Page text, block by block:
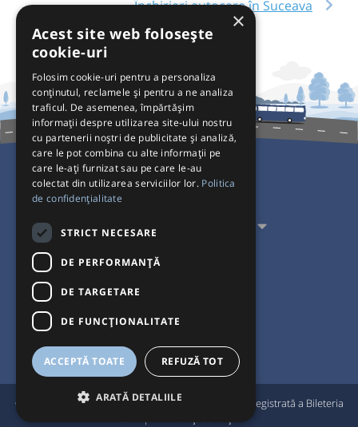
Închirieri autocare în Suceava
Pentru Călători
Pentru Transportatori
Interacționăm
Acceptăm plăți cu
© Bileteria 2004-2026 | Autogari.RO®
este marcă înregistrată a Bileteria
×
Acest site web folosește
cookie-uri
Folosim cookie-uri pentru a personaliza
conținutul, reclamele și pentru a ne analiza
traficul. De asemenea, împărtășim
informații despre utilizarea site-ului nostru
cu partenerii noștri de publicitate și analiză,
care le pot combina cu alte informații pe
care le-ați furnizat sau pe care le-au
colectat din utilizarea serviciilor lor. Politica
de confidențialitate
STRICT NECESARE
DE PERFORMANȚĂ
DE TARGETARE
DE FUNCŢIONALITATE
ACCEPTĂ TOATE REFUZĂ TOT
ARATĂ DETALIILE